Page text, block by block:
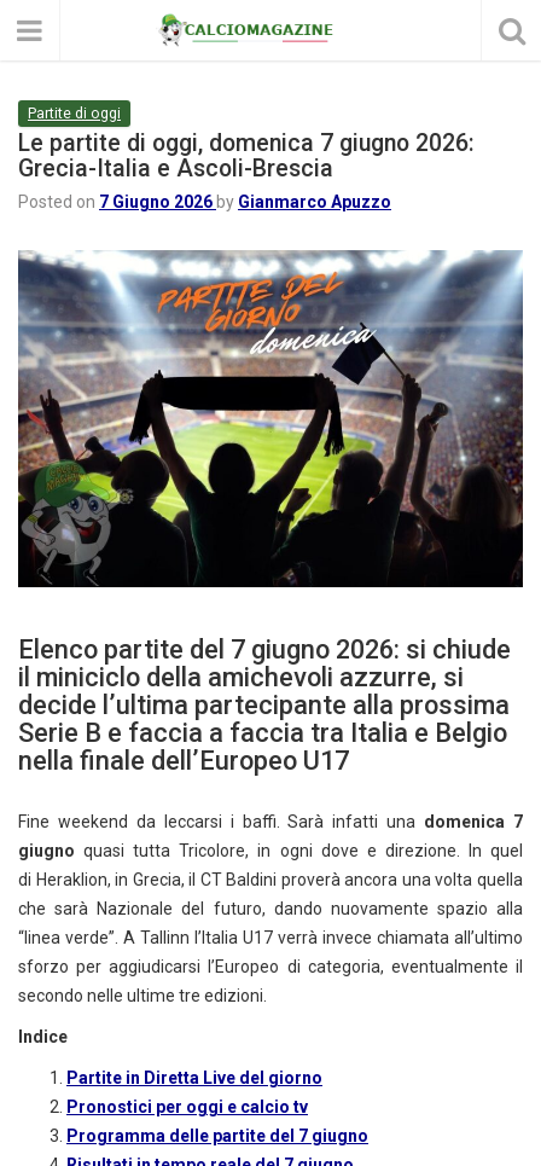
Partite di oggi
Le partite di oggi, domenica 7 giugno 2026:
Grecia-Italia e Ascoli-Brescia
Posted on 7 Giugno 2026 by Gianmarco Apuzzo
Elenco partite del 7 giugno 2026: si chiude
il miniciclo della amichevoli azzurre, si
decide l’ultima partecipante alla prossima
Serie B e faccia a faccia tra Italia e Belgio
nella finale dell’Europeo U17
Fine weekend da leccarsi i baffi. Sarà infatti una domenica 7
giugno quasi tutta Tricolore, in ogni dove e direzione. In quel
di Heraklion, in Grecia, il CT Baldini proverà ancora una volta quella
che sarà Nazionale del futuro, dando nuovamente spazio alla
“linea verde”. A Tallinn l’Italia U17 verrà invece chiamata all’ultimo
sforzo per aggiudicarsi l’Europeo di categoria, eventualmente il
secondo nelle ultime tre edizioni.
Indice
Partite in Diretta Live del giorno
Pronostici per oggi e calcio tv
Programma delle partite del 7 giugno